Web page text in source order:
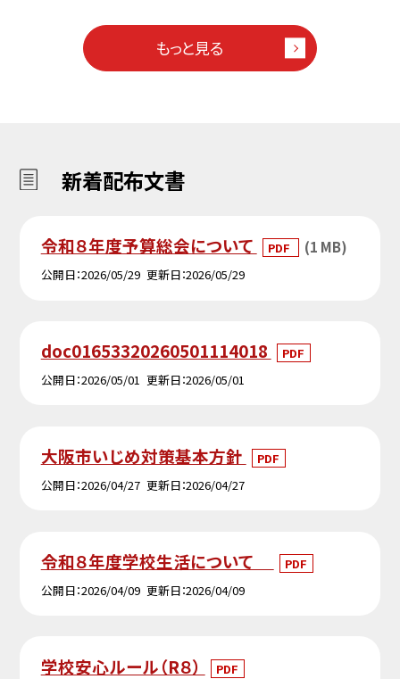
もっと見る
新着配布文書
令和８年度予算総会について PDF (1 MB)
公開日 2026/05/29 更新日 2026/05/29
doc01653320260501114018
PDF
公開日 2026/05/01 更新日 2026/05/01
大阪市いじめ対策基本方針
PDF
公開日 2026/04/27 更新日 2026/04/27
令和８年度学校生活について
PDF
公開日 2026/04/09 更新日 2026/04/09
学校安心ルール（R８）
PDF